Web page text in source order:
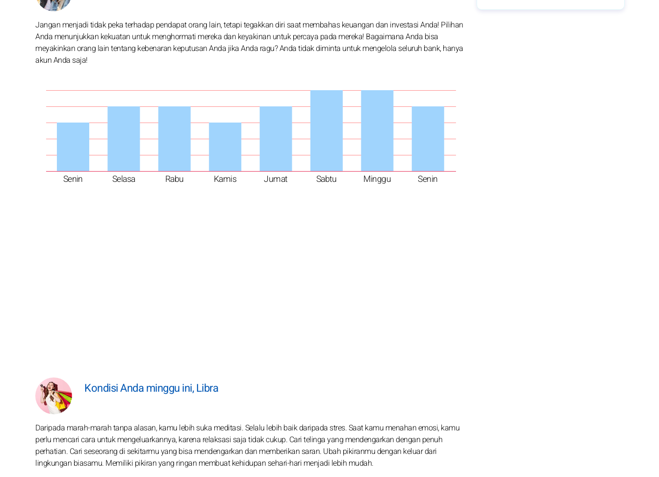
Senin Selasa Rabu Kamis Jumat Sabtu Minggu Senin
Jangan menjadi tidak peka terhadap pendapat orang lain, tetapi tegakkan diri saat membahas keuangan dan investasi Anda! Pilihan
Anda menunjukkan kekuatan untuk menghormati mereka dan keyakinan untuk percaya pada mereka! Bagaimana Anda bisa
meyakinkan orang lain tentang kebenaran keputusan Anda jika Anda ragu? Anda tidak diminta untuk mengelola seluruh bank, hanya
akun Anda saja!
Kondisi Anda minggu ini, Libra
Daripada marah-marah tanpa alasan, kamu lebih suka meditasi. Selalu lebih baik daripada stres. Saat kamu menahan emosi, kamu
perlu mencari cara untuk mengeluarkannya, karena relaksasi saja tidak cukup. Cari telinga yang mendengarkan dengan penuh
perhatian. Cari seseorang di sekitarmu yang bisa mendengarkan dan memberikan saran. Ubah pikiranmu dengan keluar dari
lingkungan biasamu. Memiliki pikiran yang ringan membuat kehidupan sehari-hari menjadi lebih mudah.